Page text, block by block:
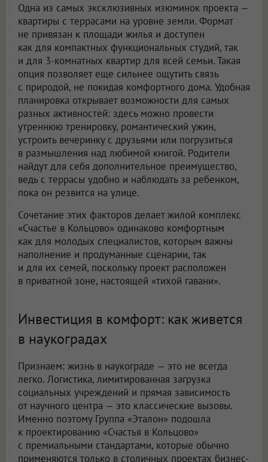
Одна из самых эксклюзивных изюминок проекта —
квартиры с террасами на уровне земли. Формат
не привязан к площади жилья и доступен
как для компактных функциональных студий, так
и для 3-комнатных квартир для всей семьи. Такая
опция позволяет еще сильнее ощутить связь
с природой, не покидая комфортного дома. Удобная
планировка открывает возможности для самых
разных активностей: здесь можно провести
утреннюю тренировку, романтический ужин,
устроить вечеринку с друзьями или погрузиться
в размышления над любимой книгой. Родители
найдут для себя дополнительное преимущество,
ведь с террасы удобно и наблюдать за ребенком,
пока он резвится на улице.
Сочетание этих факторов делает жилой комплекс
«Счастье в Кольцово» одинаково комфортным
как для молодых специалистов, которым важны
наполнение и продуманные сценарии, так
и для их семей, поскольку проект расположен
в приватной зоне, настоящей «тихой гавани».
Инвестиция в комфорт: как живется
в наукоградах
Признаем: жизнь в наукограде — это не всегда
легко. Логистика, лимитированная загрузка
социальных учреждений и прямая зависимость
от научного центра — это классические вызовы.
Именно поэтому Группа «Эталон» подошла
к проектированию «Счастья в Кольцово»
с премиальными стандартами, которые обычно
применяются только в столичных проектах бизнес-